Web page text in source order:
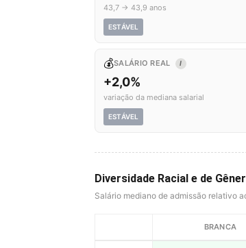
43,7 → 43,9 anos
ESTÁVEL
💰SALÁRIO REAL I
+2,0%
variação da mediana salarial
ESTÁVEL
Diversidade Racial e de
Salário mediano de admissão relativo
BRANCA